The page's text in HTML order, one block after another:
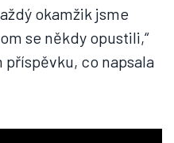
okamžik jsme
se někdy opustili,“
co napsala